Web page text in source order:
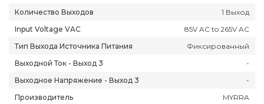
Количество Выходов
1 Выход
Input Voltage VAC
85V AC to 265V AC
Тип Выхода Источника Питания
Фиксированный
Выходной Ток - Выход 3
-
Выходное Напряжение - Выход 3
-
Производитель
MYRRA